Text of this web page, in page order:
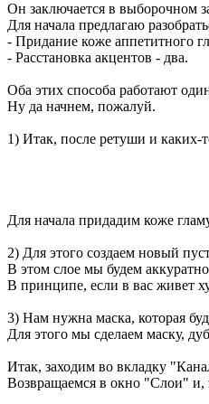
Он заключается в выборочном
Для начала предлагаю
- Придание коже аппетитного
- Расстановка акцентов - два.
Оба этих способа работают
Ну да начнем, пожалуй.
1) Итак, после ретуши и каких-
Для начала придадим коже
2) Для этого создаем новый
В этом слое мы будем
В принципе, если в вас живет
3) Нам нужна маска, которая
Для этого мы сделаем маску,
Итак, заходим во вкладку
Возвращаемся в окно "Слои" и,